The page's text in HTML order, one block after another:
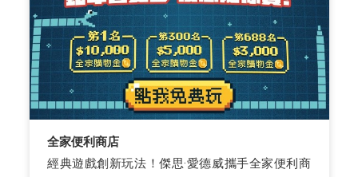
全家便利商店
經典遊戲創新玩法！傑思·愛德威攜手全家便利商